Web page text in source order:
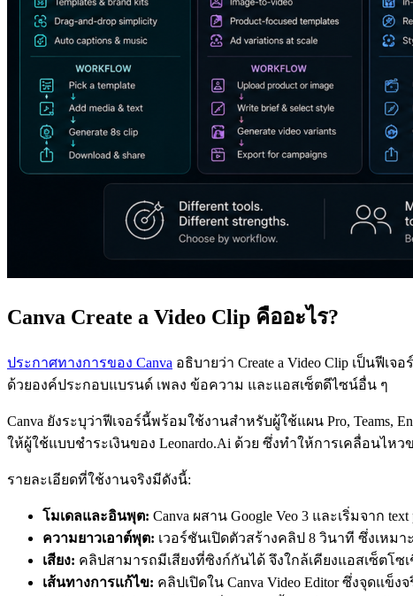
Canva Create a Video Clip คืออะไร?
ประกาศทางการของ Canva อธิบายว่า Create a Video Clip เป็นฟีเจ
ด้วยองค์ประกอบแบรนด์ เพลง ข้อความ และแอสเซ็ตดีไซน์อื่น ๆ
Canva ยังระบุว่าฟีเจอร์นี้พร้อมใช้งานสำหรับผู้ใช้แผน Pro, Teams,
ให้ผู้ใช้แบบชำระเงินของ Leonardo.Ai ด้วย ซึ่งทำให้การเคลื่อนไ
รายละเอียดที่ใช้งานจริงมีดังนี้:
โมเดลและอินพุต: Canva ผสาน Google Veo 3 และเริ่มจาก
ความยาวเอาต์พุต: เวอร์ชันเปิดตัวสร้างคลิป 8 วินาที ซึ่งเหม
เสียง: คลิปสามารถมีเสียงที่ซิงก์กันได้ จึงใกล้เคียงแอสเซ็ตโ
เส้นทางการแก้ไข: คลิปเปิดใน Canva Video Editor ซึ่งจุดแข็